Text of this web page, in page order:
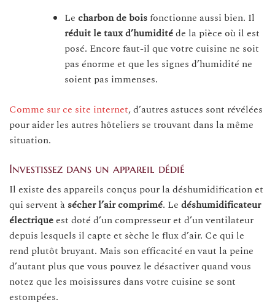
Le charbon de boisfonctionne aussi bien. Il
réduit le taux d’humiditéde la pièce où il est
posé. Encore faut-il que votre cuisine ne soit
pas énorme et que les signes d’humidité ne
soient pas immenses.
Comme sur ce site internet, d’autres astuces sont révélées
pour aider les autres hôteliers se trouvant dans la même
situation.
Investissez dans un appareil dédié
Il existe des appareils conçus pour la déshumidification et
qui servent à sécher l’air comprimé. Le déshumidificateur
électriqueest doté d’un compresseur et d’un ventilateur
depuis lesquels il capte et sèche le flux d’air. Ce qui le
rend plutôt bruyant. Mais son efficacité en vaut la peine
d’autant plus que vous pouvez le désactiver quand vous
notez que les moisissures dans votre cuisine se sont
estompées.